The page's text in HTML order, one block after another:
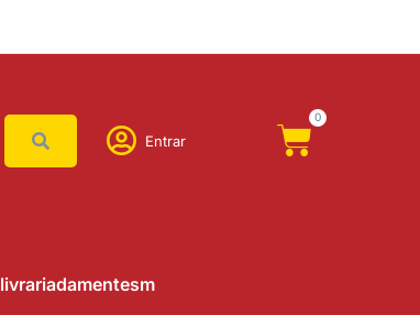
Entrar
0
livrariadamentesm